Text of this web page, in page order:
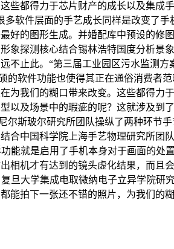
些都得力于芯片财产的成长以及集成
软件层面的手艺成长同样是改变了
的图形生成。并婚配库中预设的修
探测核心结合锡林浩特国度分析景
止此。“第三届工业园区污水监测
软件功能也使得其正在通俗消费者
我们的糊口带来改变。这些都得力
以及场景中的瑕疵的呢？这就涉及到
尔斯玻尔研究所团队操纵了两种环
中国科学院上海手艺物理研究所团
就是启用了手机本身对于画面的处
机才有达到的镜头虚化结果，而且
大学集成电取微纳电子立异学院研
拍下一张还不错的照片，为我们的